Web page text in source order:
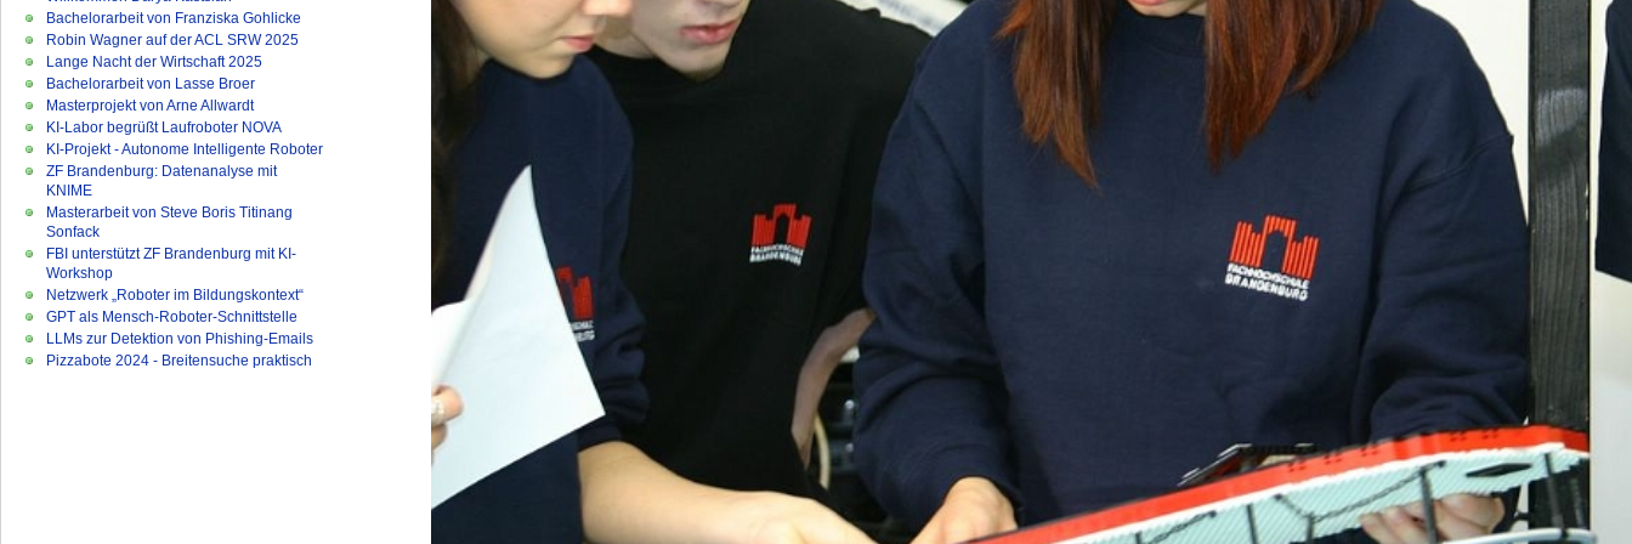
Bachelorarbeit von Franziska Gohlicke
Robin Wagner auf der ACL SRW 2025
Lange Nacht der Wirtschaft 2025
Bachelorarbeit von Lasse Broer
Masterprojekt von Arne Allwardt
KI-Labor begrüßt Laufroboter NOVA
KI-Projekt - Autonome Intelligente Roboter
ZF Brandenburg: Datenanalyse mit
KNIME
Masterarbeit von Steve Boris Titinang
Sonfack
FBI unterstützt ZF Brandenburg mit KI-
Workshop
Netzwerk „Roboter im Bildungskontext“
GPT als Mensch-Roboter-Schnittstelle
LLMs zur Detektion von Phishing-Emails
Pizzabote 2024 - Breitensuche praktisch